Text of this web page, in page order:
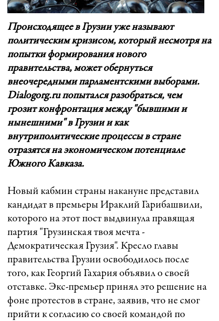
Происходящее в Грузии уже называют
политическим кризисом, который несмотря на
попытки формирования нового
правительства, может обернуться
внеочередными парламентскими выборами.
Dialogorg.ru попытался разобраться, чем
грозит конфронтация между "бывшими и
нынешними" в Грузии и как
внутриполитические процессы в стране
отразятся на экономическом потенциале
Южного Кавказа.
Новый кабмин страны накануне представил
кандидат в премьеры Ираклий Гарибашвили,
которого на этот пост выдвинула правящая
партия "Грузинская твоя мечта -
Демократическая Грузия". Кресло главы
правительства Грузии освободилось после
того, как Георгий Гахария объявил о своей
отставке. Экс-премьер принял это решение на
фоне протестов в стране, заявив, что не смог
прийти к согласию со своей командой по